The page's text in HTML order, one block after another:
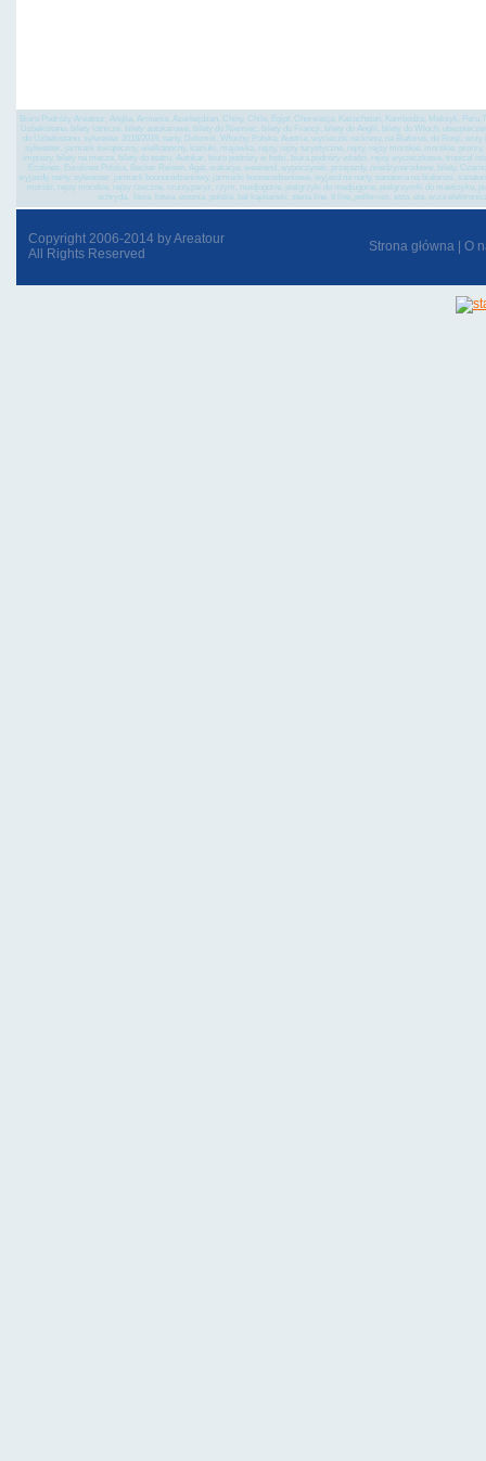
Biuro Podróży Areatour, Anglia, Armenia, Azerbejdżan, Chiny, Chile, Egipt, Chorwacja, Kazachstan, Kambodża, Meksyk,
Uzbekistanu, bilety lotnicze, bilety autokarowe, bilety do Niemiec, bilety do Francji, bilety do Anglii, bilety do Włoch,
do Uzbekistanu, sylwester 2018/2019, narty, Dolomiti, Włochy, Polska, Austria, wycieczki na kresy, na Białoruś, do Rosji,
sylwester, jarmark świąteczny, wielkanocny, kaziuki, majówka, rejsy, rejsy turystyczne, rejsy, rejsy morskie, morskie,
imprezy, bilety na mecze, bilety do teatru, Autokar, biuro podróży w łodzi, biura podróży włodzi, rejsy wycieczkowe,
Ecolines, Eurolines Polska, Becker Reisen, Agat, wakacje, weekend, wypoczynek, przejazdy, miedzynarodowe, bilety,
wyjazdy, narty, sylwester, jarmark boonarodzeniowy, jarmarki boonarodzeniowe, wyjazd na narty, sanatoria na białorusi,
morski, rejsy morskie, rejsy rzeczne, cruizy,paryż, rzym, medjugorie, pielgrzyki do medjugorie, pielgrzymki do maeksyku,
ochryda, litwa, łotwa, estonia, polska, bal kapitański, stena line, tt line, polferries, esta, eta, wiza
Copyright 2006-2014 by Areatour
All Rights Reserved
Strona główna O